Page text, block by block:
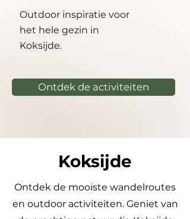
Outdoor inspiratie voor
het hele gezin in
Koksijde.
Ontdek de activiteiten
Koksijde
Ontdek de mooiste wandelroutes
en outdoor activiteiten. Geniet van